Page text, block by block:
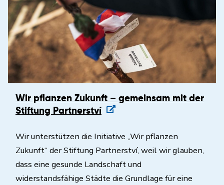
Wir pflanzen Zukunft – gemeinsam mit der
Stiftung Partnerství
Wir unterstützen die Initiative „Wir pflanzen
Zukunft“ der Stiftung Partnerství, weil wir glauben,
dass eine gesunde Landschaft und
widerstandsfähige Städte die Grundlage für eine